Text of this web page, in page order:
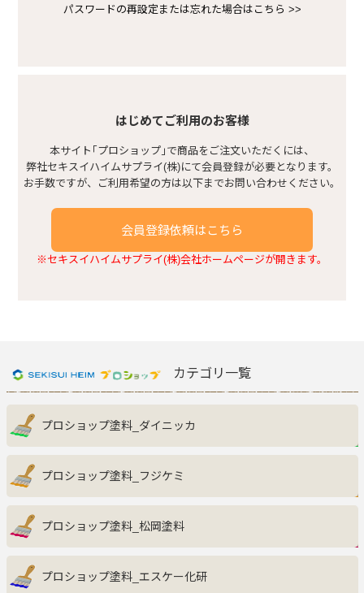
建具まわり
浴室・トイレまわり
窓まわり
インテリア・収納家具
キッチン
パスワードの再設定または忘れた場合はこちら >>
はじめてご利用のお客様
本サイト｢プロショップ｣で商品をご注文いただくには、
弊社セキスイハイムサプライ(株)にて会員登録が必要となります。
お手数ですが、ご利用希望の方は以下までお問い合わせください。
会員登録依頼はこちら
※セキスイハイムサプライ(株)会社ホームページが開きます。
カテゴリ一覧
プロショップ塗料_ダイニッカ
プロショップ塗料_フジケミ
プロショップ塗料_松岡塗料
プロショップ塗料_エスケー化研